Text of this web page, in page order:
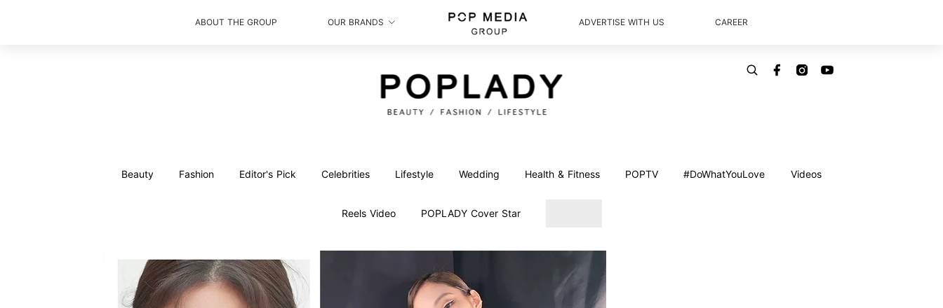
ABOUT THE GROUP OUR BRANDS ADVERTISE WITH US CAREER
Beauty Fashion Editor's Pick Celebrities Lifestyle Wedding Health & Fitness POPTV #DoWhatYouLove Videos
Reels Video POPLADY Cover Star